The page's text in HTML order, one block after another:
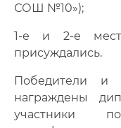
СОШ №10»);
1-е и 2-е
присуждались.
Победители и
награждены
участники